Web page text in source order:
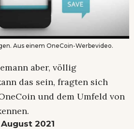
Aus einem OneCoin-Werbevideo.
aber, völlig
das sein, fragten sich
und dem Umfeld von
2021